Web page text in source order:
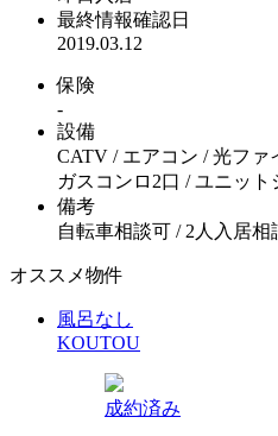
最終情報確認日
2019.03.12
保険
-
設備
CATV / エアコン / 光フ
ガスコンロ2口 / ユニット
備考
自転車相談可 / 2人入居
オススメ物件
風呂なし
KOUTOU
成約済み